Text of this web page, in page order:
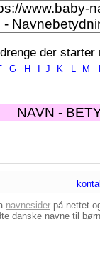
der starter
G H J K L M
NAVN -
navnesider på nettet
danske navne til børn